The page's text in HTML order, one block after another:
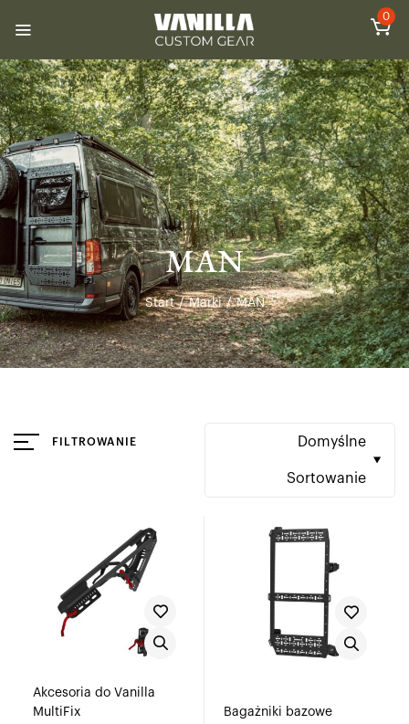
0
MAN
Start / Marki / MAN
FILTROWANIE Domyślne
Sortowanie
Akcesoria do Vanilla
MultiFix
Bagażniki bazowe